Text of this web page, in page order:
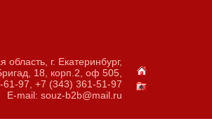
г. Екатеринбург,
18, корп.2, оф 505,
97, +7 (343) 361-51-97
E-mail: souz-b2b@mail.ru